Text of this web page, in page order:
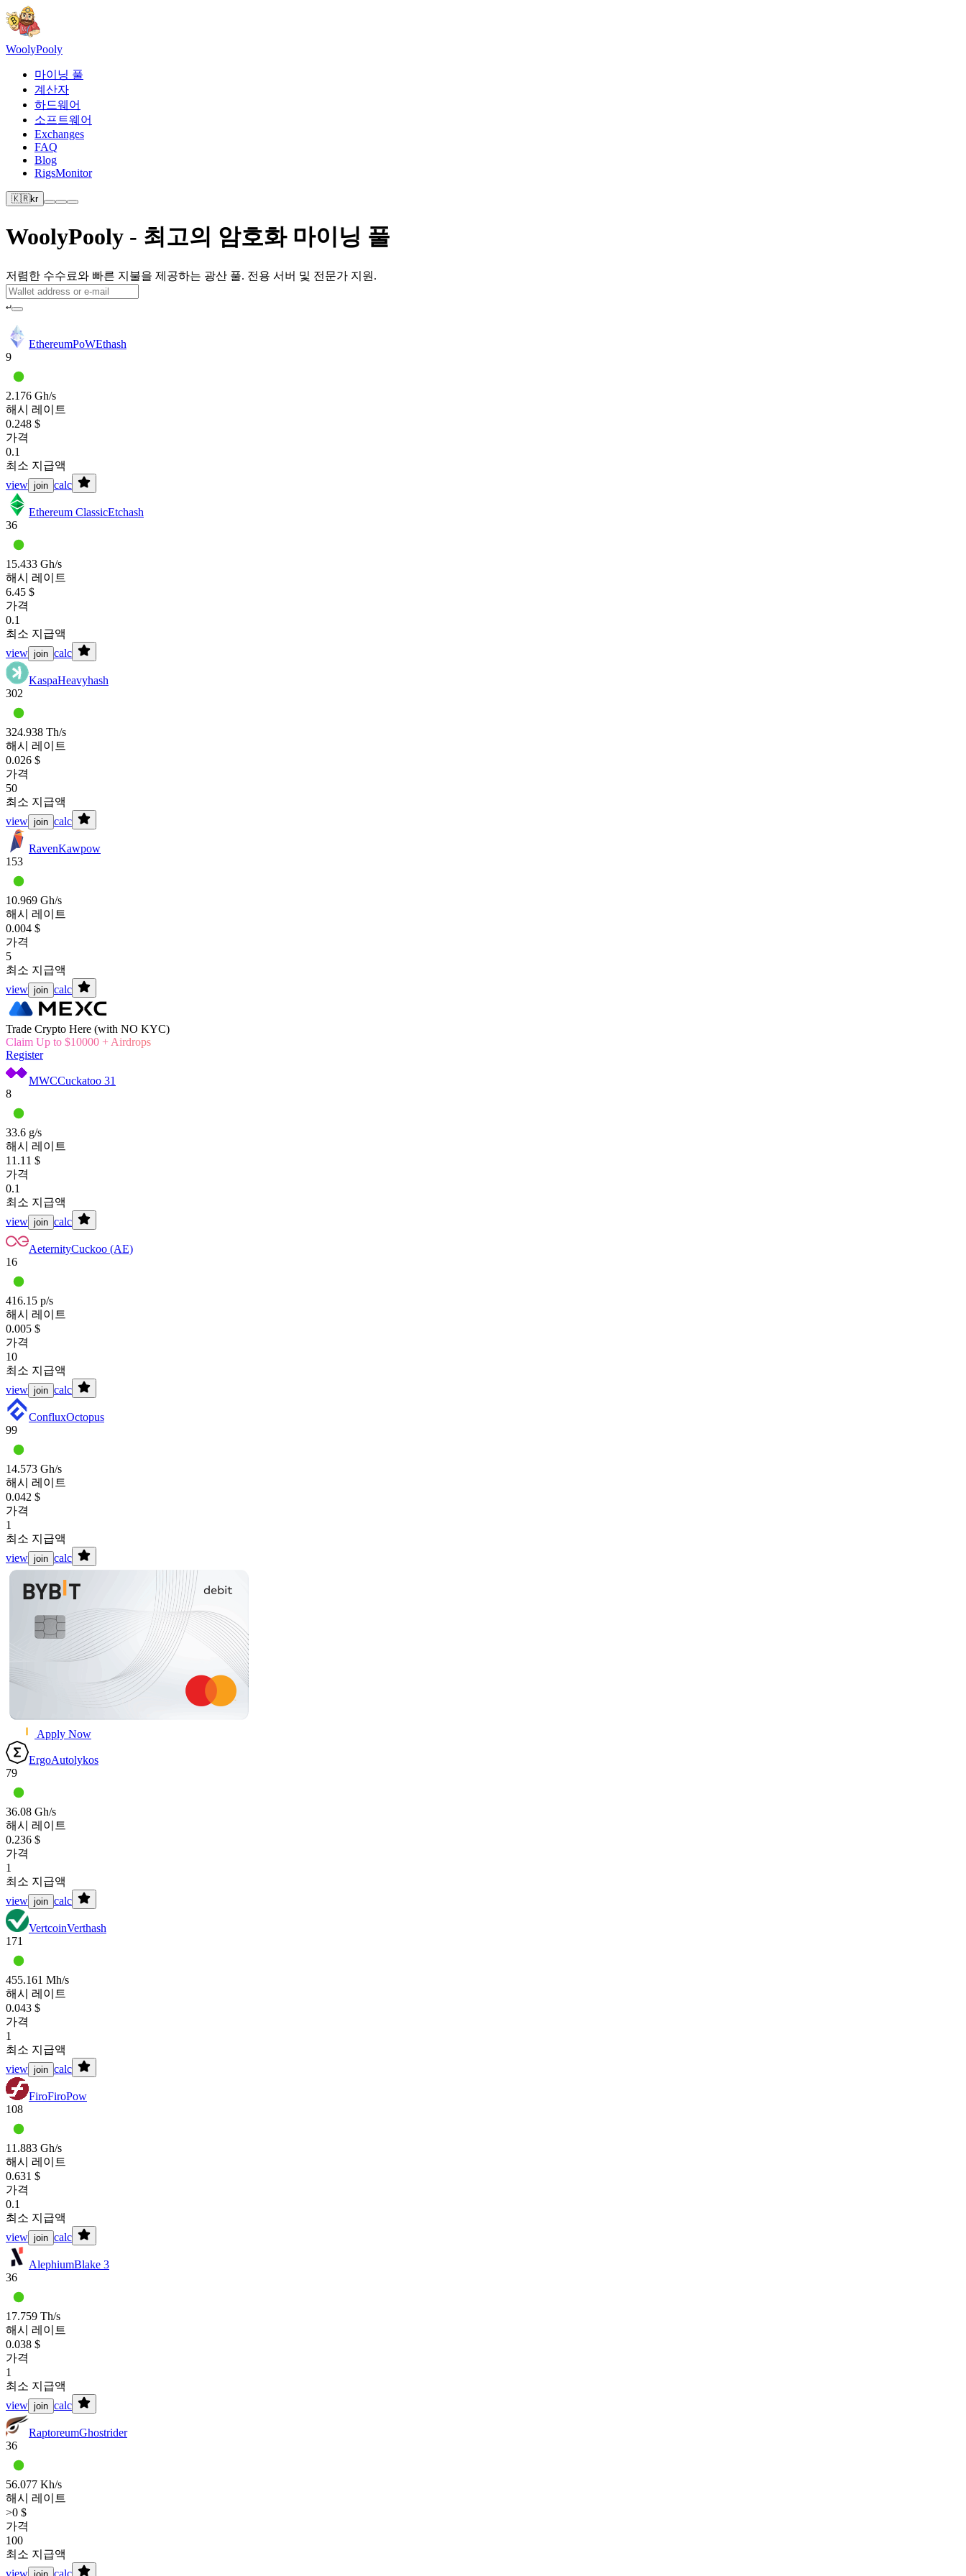
WoolyPooly
마이닝 풀
계산자
하드웨어
소프트웨어
Exchanges
FAQ
Blog
RigsMonitor
🇰🇷kr
WoolyPooly - 최고의 암호화 마이닝 풀
저렴한 수수료와 빠른 지불을 제공하는 광산 풀. 전용 서버 및 전문가 지원.
↵
EthereumPoWEthash
9
2.176 Gh/s
해시 레이트
0.248 $
가격
0.1
최소 지급액
view join calc
Ethereum ClassicEtchash
36
15.433 Gh/s
해시 레이트
6.45 $
가격
0.1
최소 지급액
view join calc
KaspaHeavyhash
302
324.938 Th/s
해시 레이트
0.026 $
가격
50
최소 지급액
view join calc
RavenKawpow
153
10.969 Gh/s
해시 레이트
0.004 $
가격
5
최소 지급액
view join calc
Trade Crypto Here (with NO KYC)
Claim Up to $10000 + Airdrops
Register
MWCCuckatoo 31
8
33.6 g/s
해시 레이트
11.11 $
가격
0.1
최소 지급액
view join calc
AeternityCuckoo (AE)
16
416.15 p/s
해시 레이트
0.005 $
가격
10
최소 지급액
view join calc
ConfluxOctopus
99
14.573 Gh/s
해시 레이트
0.042 $
가격
1
최소 지급액
view join calc
Apply Now
ErgoAutolykos
79
36.08 Gh/s
해시 레이트
0.236 $
가격
1
최소 지급액
view join calc
VertcoinVerthash
171
455.161 Mh/s
해시 레이트
0.043 $
가격
1
최소 지급액
view join calc
FiroFiroPow
108
11.883 Gh/s
해시 레이트
0.631 $
가격
0.1
최소 지급액
view join calc
AlephiumBlake 3
36
17.759 Th/s
해시 레이트
0.038 $
가격
1
최소 지급액
view join calc
RaptoreumGhostrider
36
56.077 Kh/s
해시 레이트
>0 $
가격
100
최소 지급액
view join calc